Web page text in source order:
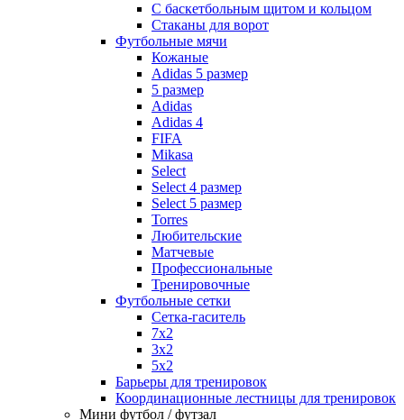
С баскетбольным щитом и кольцом
Стаканы для ворот
Футбольные мячи
Кожаные
Adidas 5 размер
5 размер
Adidas
Adidas 4
FIFA
Mikasa
Select
Select 4 размер
Select 5 размер
Torres
Любительские
Матчевые
Профессиональные
Тренировочные
Футбольные сетки
Сетка-гаситель
7x2
3х2
5х2
Барьеры для тренировок
Координационные лестницы для тренировок
Мини футбол / футзал